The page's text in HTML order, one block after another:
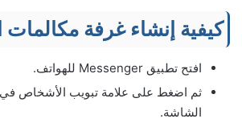
كيفية إنشاء غرفة مكالمات
افتح تطبيق Messenger للهواتف.
ثم اضغط على علامة تبويب الأشخاص
الشاشة.